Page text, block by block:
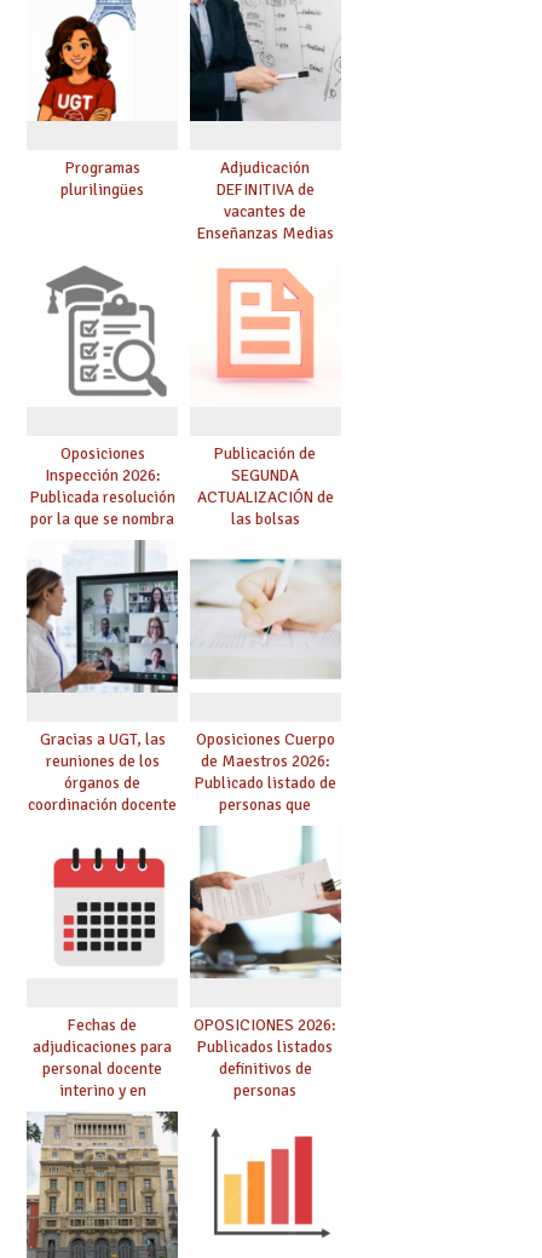
Programas
plurilingües
Adjudicación
DEFINITIVA de
vacantes de
Enseñanzas Medias
Oposiciones
Inspección 2026:
Publicada resolución
por la que se nombra
funcionarios/as en
prácticas, se regulan
dichas prácticas y se
convoca acto público
de adjudicación
Publicación de
SEGUNDA
ACTUALIZACIÓN de
las bolsas
Cuerpo de Maestros
de especialidades
convocadas a
oposición
Gracias a UGT, las
reuniones de los
órganos de
coordinación docente
de manera
telemática, sin exigir
presencialidad en el
centro
Oposiciones Cuerpo
de Maestros 2026:
Publicado listado de
personas que
adquieren nueva
especialidad
Fechas de
adjudicaciones para
personal docente
interino y en
prácticas: todo lo que
debes saber
OPOSICIONES 2026:
Publicados listados
definitivos de
personas
hacer ahora si he
obtenido plaza?